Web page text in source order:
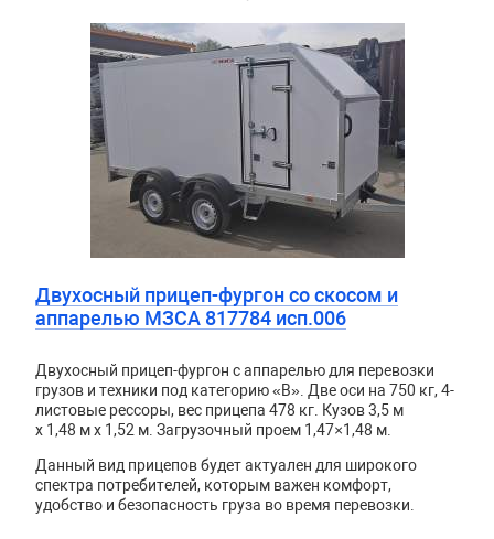
Двухосный прицеп-фургон со скосом и
аппарелью МЗСА 817784 исп.006
Двухосный прицеп-фургон с аппарелью для перевозки
грузов и техники под категорию «B». Две оси на 750 кг, 4-
листовые рессоры, вес прицепа 478 кг. Кузов3,5 м
x 1,48 м x 1,52 м. Загрузочный проем 1,47×1,48 м.
Данный вид прицепов будет актуален для широкого
спектра потребителей, которым важен комфорт,
удобство и безопасность груза во время перевозки.